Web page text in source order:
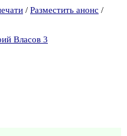
/ Разместить анонс /
Власов 3